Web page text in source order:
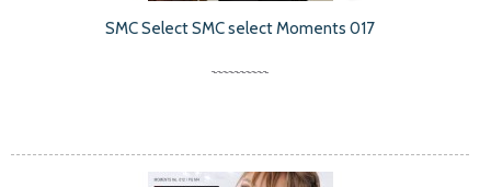
SMC Select SMC select Moments 017